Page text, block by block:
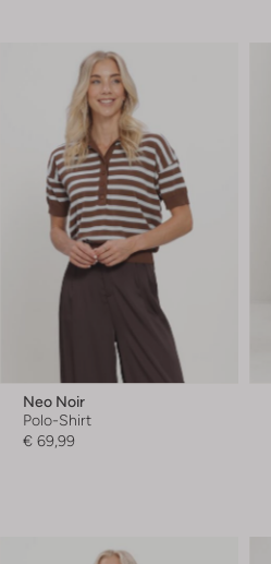
Neo Noir
Polo-Shirt
€ 69,99